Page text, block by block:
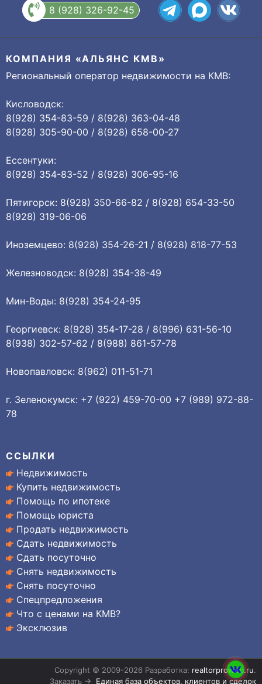
8 (928) 326-92-45
КОМПАНИЯ «АЛЬЯНС КМВ»
Региональный оператор недвижимости на КМВ:
Кисловодск:
8(928) 354-83-59 / 8(928) 363-04-48
8(928) 305-90-00 / 8(928) 658-00-27
Ессентуки:
8(928) 354-83-52 / 8(928) 306-95-16
Пятигорск: 8(928) 350-66-82 / 8(928) 654-33-50
8(928) 319-06-06
Иноземцево: 8(928) 354-26-21 / 8(928) 818-77-53
Железноводск: 8(928) 354-38-49
Мин-Воды: 8(928) 354-24-95
Георгиевск: 8(928) 354-17-28 / 8(996) 631-56-10
8(938) 302-57-62 / 8(988) 861-57-78
Новопавловск: 8(962) 011-51-71
г. Зеленокумск: +7 (922) 459-70-00 +7 (989) 972-88-
78
ССЫЛКИ
Недвижимость
Купить недвижимость
Помощь по ипотеке
Помощь юриста
Продать недвижимость
Сдать недвижимость
Сдать посуточно
Снять недвижимость
Снять посуточно
Спецпредложения
Что с ценами на КМВ?
Эксклюзив
Copyright © 2009-2026 Разработка: realtorproweb.ru.
Заказать → Единая база объектов, клиентов и сделок